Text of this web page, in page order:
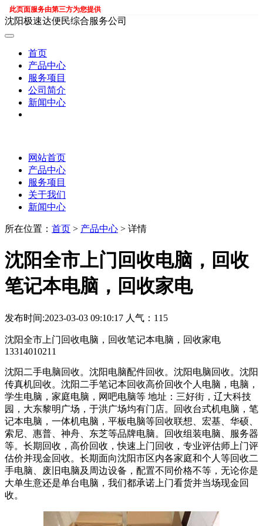
此页面服务由第三方为您提供
沈阳极速达便民综合服务公司
首页
产品中心
服务项目
公司简介
新闻中心
网站首页
产品中心
服务项目
关于我们
新闻中心
所在位置： 首页 > 产品中心 > 详情
沈阳全市上门回收电脑，回收
笔记本电脑，回收家电
发布时间:2023-03-03 09:10:17 人气：115
沈阳全市上门回收电脑，回收笔记本电脑，回收家电
13314010211
沈阳二手电脑回收。沈阳电脑配件回收。沈阳电脑回收。沈阳
传真机回收。沈阳二手笔记本回收高价回收个人电脑，电脑，
学生电脑，家庭电脑，网吧电脑等 地址：三好街，辽大科技
园，大东黎明广场，于洪广场均有门店。回收台式机电脑，笔
记本电脑，一体机电脑，平板电脑等回收联想、宏基、华硕、
索尼、惠普、神舟、东芝等品牌电脑。回收组装电脑、服务器
等。长期回收，高价回收，快速上门回收，专业评估师上门评
估价并现金回收。长期面向沈阳市区内各家庭和个人等回收二
手电脑、废旧电脑及周边设备，配置不同价格不等，无论你是
大单生意还是单台电脑，我们都承诺上门看货并当场现金回
收。